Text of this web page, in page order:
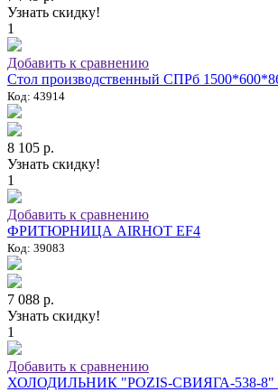
Узнать скидку!
1
Добавить к сравнению
Стол производственный СПРб
Код: 43914
8 105 р.
Узнать скидку!
1
Добавить к сравнению
ФРИТЮРНИЦА AIRHOT EF4
Код: 39083
7 088 р.
Узнать скидку!
1
Добавить к сравнению
ХОЛОДИЛЬНИК "POZIS-СВИЯГА-538-8"